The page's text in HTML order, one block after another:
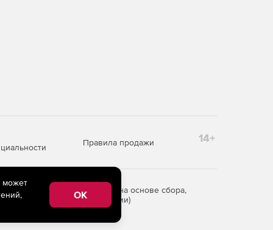
Правила продажи 14+
информации на основе сбора,
Российской Федерации)
может
OK